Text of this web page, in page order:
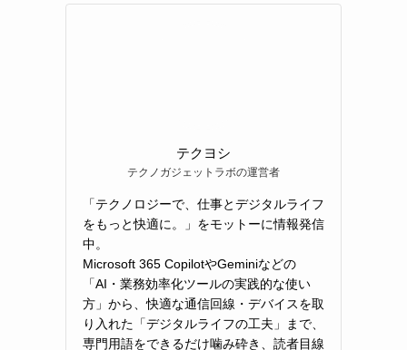
テクヨシ
テクノガジェットラボの運営者
「テクノロジーで、仕事とデジタルライフ
をもっと快適に。」をモットーに情報発信
中。
Microsoft 365 CopilotやGeminiなどの
「AI・業務効率化ツールの実践的な使い
方」から、快適な通信回線・デバイスを取
り入れた「デジタルライフの工夫」まで、
専門用語をできるだけ噛み砕き、読者目線